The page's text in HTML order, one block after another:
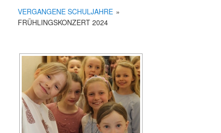
VERGANGENE SCHULJAHRE »
FRÜHLINGSKONZERT 2024